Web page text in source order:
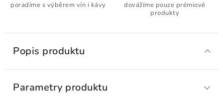
poradíme s výběrem vín i kávy
dovážíme pouze prémiové
produkty
Popis produktu
Parametry produktu